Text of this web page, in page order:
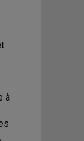
à